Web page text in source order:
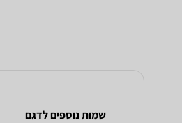
שמות נוספים לדגם